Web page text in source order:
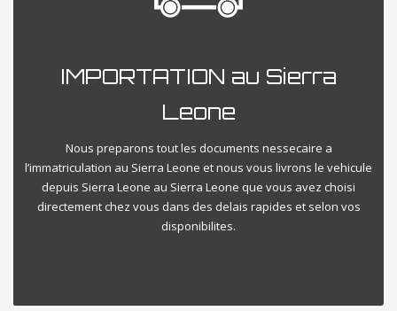
IMPORTATION au Sierra
Leone
Nous preparons tout les documents nessecaire a
l’immatriculation au Sierra Leone et nous vous livrons le vehicule
depuis Sierra Leone au Sierra Leone que vous avez choisi
directement chez vous dans des delais rapides et selon vos
disponibilites.